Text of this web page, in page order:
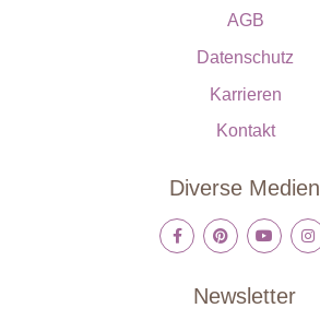
AGB
Datenschutz
Karrieren
Kontakt
Diverse Medien
Newsletter